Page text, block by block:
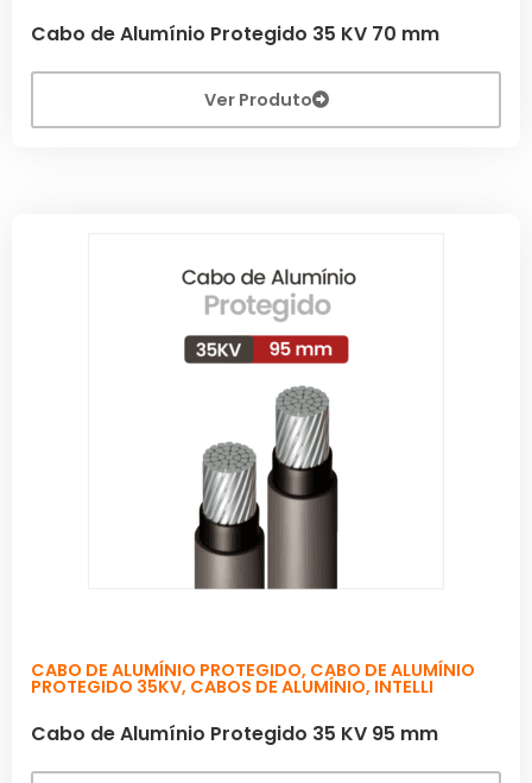
Cabo de Alumínio Protegido 35 KV 70 mm
Ver Produto
CABO DE ALUMÍNIO PROTEGIDO, CABO DE ALUMÍNIO
PROTEGIDO 35KV, CABOS DE ALUMÍNIO, INTELLI
Cabo de Alumínio Protegido 35 KV 95 mm